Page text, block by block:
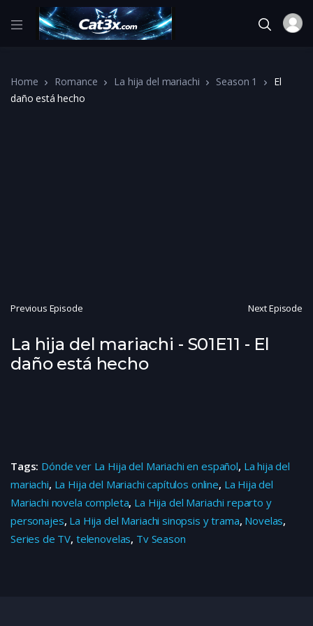
Home Romance La hija del mariachi Season 1
El
daño está hecho
Previous Episode Next Episode
La hija del mariachi - S01E11 - El
daño está hecho
Tags: Dónde ver La Hija del Mariachi en español, La hija del
mariachi, La Hija del Mariachi capítulos online, La Hija del
Mariachi novela completa, La Hija del Mariachi reparto y
personajes, La Hija del Mariachi sinopsis y trama, Novelas,
Series de TV, telenovelas, Tv Season